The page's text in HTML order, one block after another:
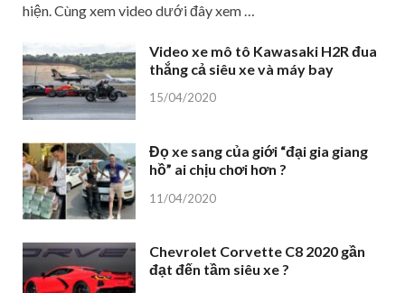
hiện. Cùng xem video dưới đây xem …
Video xe mô tô Kawasaki H2R đua
thắng cả siêu xe và máy bay
15/04/2020
Đọ xe sang của giới “đại gia giang
hồ” ai chịu chơi hơn ?
11/04/2020
Chevrolet Corvette C8 2020 gần
đạt đến tầm siêu xe ?